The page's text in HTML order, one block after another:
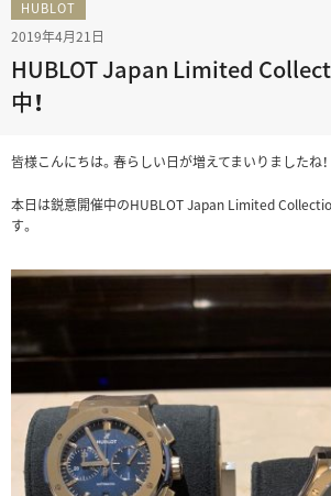
HUBLOT
2019年4月21日
HUBLOT Japan Limited
中！
皆様こんにちは。春らしい日が増えてまいりましたね！
本日は鋭意開催中のHUBLOT Japan Limited
す。